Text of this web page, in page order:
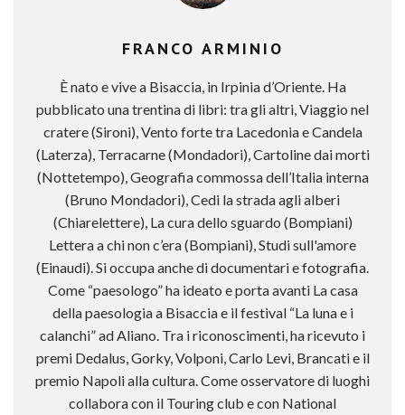
FRANCO ARMINIO
È nato e vive a Bisaccia, in Irpinia d’Oriente. Ha
pubblicato una trentina di libri: tra gli altri, Viaggio nel
cratere (Sironi), Vento forte tra Lacedonia e Candela
(Laterza), Terracarne (Mondadori), Cartoline dai morti
(Nottetempo), Geografia commossa dell’Italia interna
(Bruno Mondadori), Cedi la strada agli alberi
(Chiarelettere), La cura dello sguardo (Bompiani)
Lettera a chi non c’era (Bompiani), Studi sull'amore
(Einaudi). Si occupa anche di documentari e fotografia.
Come “paesologo” ha ideato e porta avanti La casa
della paesologia a Bisaccia e il festival “La luna e i
calanchi” ad Aliano. Tra i riconoscimenti, ha ricevuto i
premi Dedalus, Gorky, Volponi, Carlo Levi, Brancati e il
premio Napoli alla cultura. Come osservatore di luoghi
collabora con il Touring club e con National